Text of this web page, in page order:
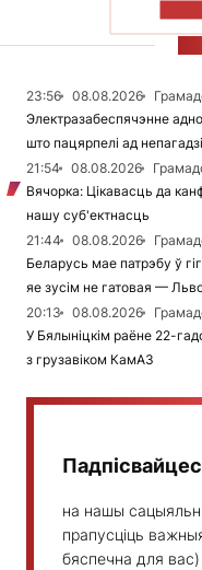
23:56 08.08.2026
Электразабеспячэнне
што пацярпелі ад непагадзі
21:54
08.08.2026
Вячорка: Цікавасць да
нашу суб'ектнасць
21:44
08.08.2026
Беларусь мае патрэбу ў
яе зусім не гатовая —
20:13
08.08.2026
У Бялыніцкім раёне 22-
з грузавіком КамАЗ
на нашы
прапусціць
бяспечна для вас)